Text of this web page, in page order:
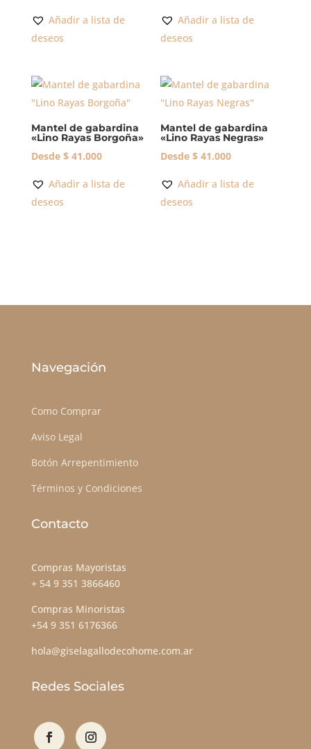
Añadir a lista de
deseos
Añadir a lista de
deseos
Mantel de gabardina
«Lino Rayas Borgoña»
Desde $41.000
Añadir a lista de
deseos
Mantel de gabardina
«Lino Rayas Negras»
Desde $ 41.000
Añadir a lista de
deseos
Navegación
Como Comprar
Aviso Legal
Botón Arrepentimiento
Términos y Condiciones
Contacto
Compras Mayoristas
+ 54 9 351 3866460
Compras Minoristas
+54 9 351 6176366
hola@giselagallodecohome.com.ar
Redes Sociales